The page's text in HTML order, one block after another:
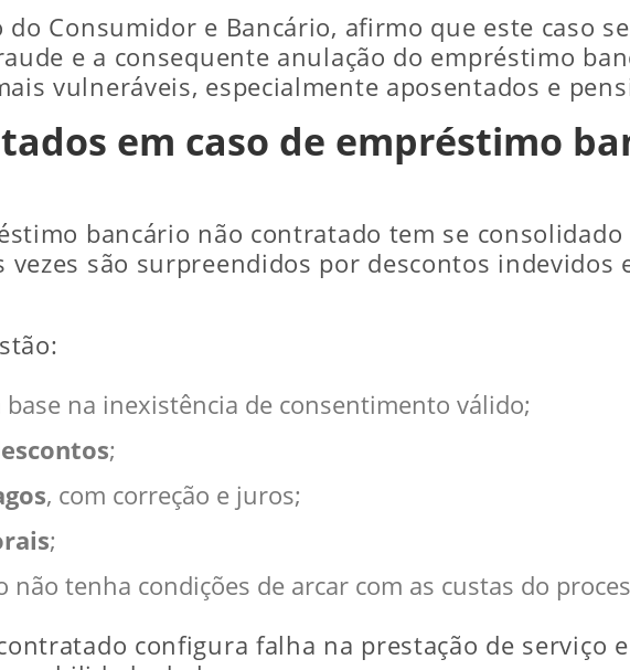
Consumidor e Bancário, afirmo que este caso
e a consequente anulação do empréstimo
vulneráveis, especialmente aposentados e
em caso de empréstimo
bancário não contratado tem se
são surpreendidos por descontos indevidos
base na inexistência de consentimento válido;
;
, com correção e juros;
;
não tenha condições de arcar com as custas do
configura falha na prestação de serviço